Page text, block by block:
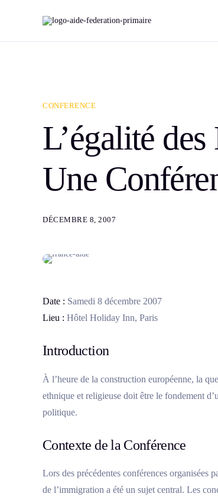
CONFERENCE
L’égalité
Une
DÉCEMBRE 8, 2007
Date : Samedi 8 décembre 2007
Lieu : Hôtel Holiday Inn, Paris
Introduction
À l’heure de la construction européenne, la
ethnique et religieuse doit être le fondement
politique.
Contexte de la Conférence
Lors des précédentes conférences organisées
de l’immigration a été un sujet central. Les